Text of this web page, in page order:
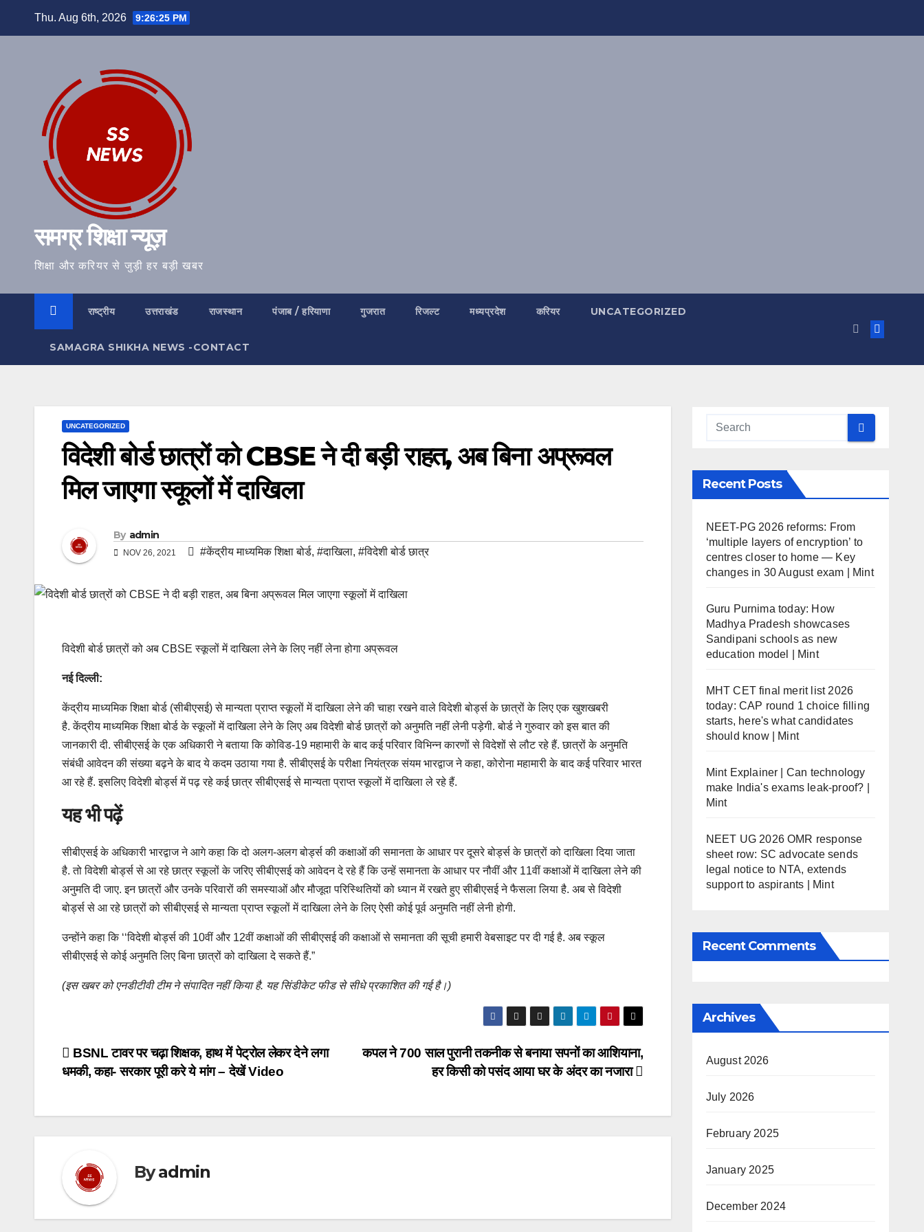
Thu. Aug 6th, 2026 9:26:26 PM
समग्र शिक्षा न्यूज़
शिक्षा और करियर से जुड़ी हर बड़ी खबर
राष्ट्रीय उत्तराखंड राजस्थान पंजाब / हरियाणा गुजरात रिजल्ट मध्यप्रदेश करियर UNCATEGORIZED
SAMAGRA SHIKHA NEWS -CONTACT
UNCATEGORIZED
विदेशी बोर्ड छात्रों को CBSE ने दी बड़ी राहत, अब बिना अप्रूवल
मिल जाएगा स्कूलों में दाखिला
By admin
NOV 26, 2021 #केंद्रीय माध्यमिक शिक्षा बोर्ड, #दाखिला, #विदेशी बोर्ड छात्र
विदेशी बोर्ड छात्रों को अब CBSE स्कूलों में दाखिला लेने के लिए नहीं लेना होगा अप्रूवल
नई दिल्ली:
केंद्रीय माध्यमिक शिक्षा बोर्ड (सीबीएसई) से मान्यता प्राप्त स्कूलों में दाखिला लेने की चाहा रखने वाले विदेशी बोर्ड्स के छात्रों के लिए एक खुशखबरी
है. केंद्रीय माध्यमिक शिक्षा बोर्ड के स्कूलों में दाखिला लेने के लिए अब विदेशी बोर्ड छात्रों को अनुमति नहीं लेनी पड़ेगी. बोर्ड ने गुरुवार को इस बात की
जानकारी दी. सीबीएसई के एक अधिकारी ने बताया कि कोविड-19 महामारी के बाद कई परिवार विभिन्न कारणों से विदेशों से लौट रहे हैं. छात्रों के अनुमति
संबंधी आवेदन की संख्या बढ़ने के बाद ये कदम उठाया गया है. सीबीएसई के परीक्षा नियंत्रक संयम भारद्वाज ने कहा, कोरोना महामारी के बाद कई परिवार भारत
आ रहे हैं. इसलिए विदेशी बोर्ड्स में पढ़ रहे कई छात्र सीबीएसई से मान्यता प्राप्त स्कूलों में दाखिला ले रहे हैं.
यह भी पढ़ें
सीबीएसई के अधिकारी भारद्वाज ने आगे कहा कि दो अलग-अलग बोर्ड्स की कक्षाओं की समानता के आधार पर दूसरे बोर्ड्स के छात्रों को दाखिला दिया जाता
है. तो विदेशी बोर्ड्स से आ रहे छात्र स्कूलों के जरिए सीबीएसई को आवेदन दे रहे हैं कि उन्हें समानता के आधार पर नौवीं और 11वीं कक्षाओं में दाखिला लेने की
अनुमति दी जाए. इन छात्रों और उनके परिवारों की समस्याओं और मौजूदा परिस्थितियों को ध्यान में रखते हुए सीबीएसई ने फैसला लिया है. अब से विदेशी
बोर्ड्स से आ रहे छात्रों को सीबीएसई से मान्यता प्राप्त स्कूलों में दाखिला लेने के लिए ऐसी कोई पूर्व अनुमति नहीं लेनी होगी.
उन्होंने कहा कि ‘‘विदेशी बोर्ड्स की 10वीं और 12वीं कक्षाओं की सीबीएसई की कक्षाओं से समानता की सूची हमारी वेबसाइट पर दी गई है. अब स्कूल
सीबीएसई से कोई अनुमति लिए बिना छात्रों को दाखिला दे सकते हैं.”
(इस खबर को एनडीटीवी टीम ने संपादित नहीं किया है. यह सिंडीकेट फीड से सीधे प्रकाशित की गई है।)
Post
navigation
कपल ने 700 साल पुरानी तकनीक से बनाया सपनों का आशियाना,
हर किसी को पसंद आया घर के अंदर का नजारा
BSNL टावर पर चढ़ा शिक्षक, हाथ में पेट्रोल लेकर देने लगा
धमकी, कहा- सरकार पूरी करे ये मांग – देखें Video
Byadmin
Recent Posts
NEET-PG 2026 reforms: From
‘multiple layers of encryption’ to
centres closer to home — Key
changes in 30 August exam | Mint
Guru Purnima today: How
Madhya Pradesh showcases
Sandipani schools as new
education model | Mint
MHT CET final merit list 2026
today: CAP round 1 choice filling
starts, here's what candidates
should know | Mint
Mint Explainer | Can technology
make India's exams leak-proof? |
Mint
NEET UG 2026 OMR response
sheet row: SC advocate sends
legal notice to NTA, extends
support to aspirants | Mint
Recent Comments
Archives
August 2026
July 2026
February 2025
January 2025
December 2024